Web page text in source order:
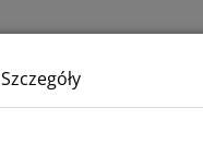
Szczegóły